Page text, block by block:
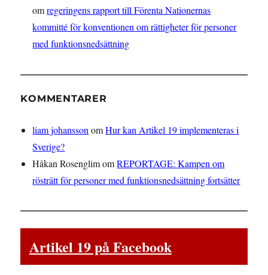
omregeringens rapport till Förenta Nationernas
kommitté för konventionen om rättigheter för personer
med funktionsnedsättning
KOMMENTARER
liam johansson omHur kan Artikel 19 implementeras i
Sverige?
Håkan RosenglimomREPORTAGE: Kampen om
rösträtt för personer med funktionsnedsättning fortsätter
Artikel 19 på Facebook